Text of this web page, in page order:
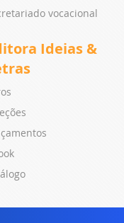
vocacional
Ideias &